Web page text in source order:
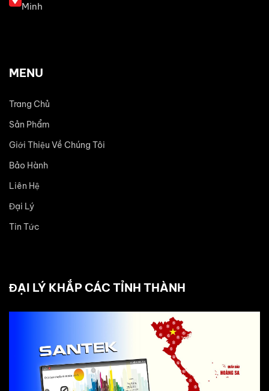
Minh
MENU
Trang Chủ
Sản Phẩm
Giới Thiệu Về Chúng Tôi
Bảo Hành
Liên Hệ
Đại Lý
Tin Tức
ĐẠI LÝ KHẮP CÁC TỈNH THÀNH